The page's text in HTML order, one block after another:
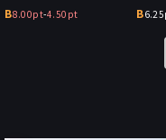
B8.00pt-4.50pt B